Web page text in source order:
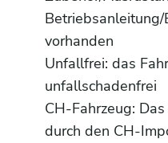
vorhanden
Unfallfrei: das
unfallschadenfrei
CH-Fahrzeug:
durch den CH-